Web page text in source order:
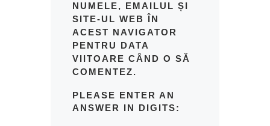
NUMELE, EMAILUL ȘI
SITE-UL WEB ÎN
ACEST NAVIGATOR
PENTRU DATA
VIITOARE CÂND O SĂ
COMENTEZ.
PLEASE ENTER AN
ANSWER IN DIGITS: